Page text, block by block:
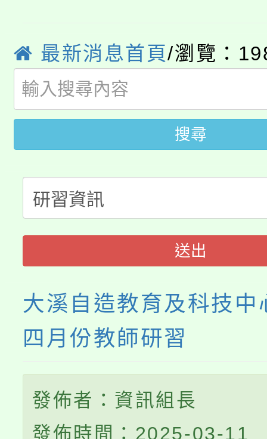
局官網。
8月14至27日，桃園電
開!
115年桃園市運動會8/
田徑場及游泳池舉行。
桃園市低收入戶享有免
視費優惠，中低收入戶
半價優惠，詳情可洽有
者。
大園自造教育及科技
份教師研習
淨零綠生活教案入校路
會
最新消息首頁/瀏覽：
搜尋
送出
大溪自造教育及科技
四月份教師研習
發佈者：資訊組長
發佈時間：2025-03-11